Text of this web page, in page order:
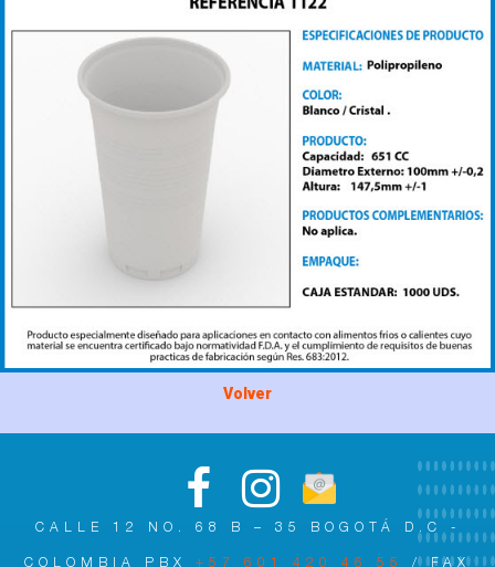
Volver
CALLE 12 NO. 68 B – 35 BOGOTÁ D.C -
COLOMBIA PBX +57 601 420 46 55 / FAX